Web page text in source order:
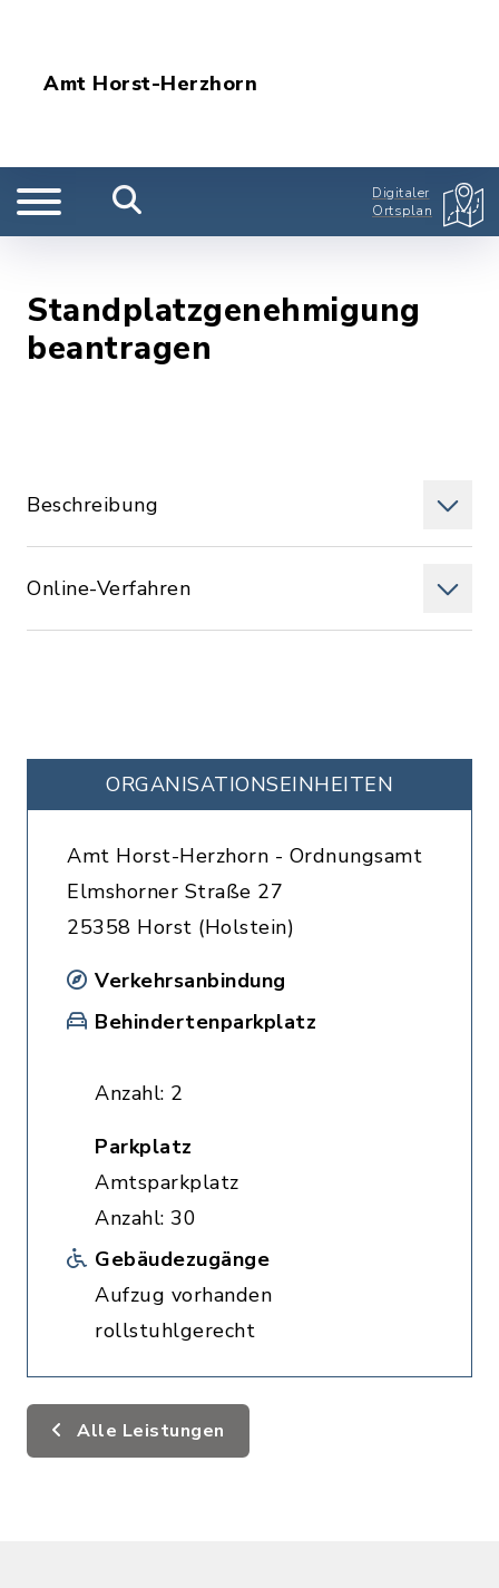
Amt Horst-Herzhorn
Digitaler
Ortsplan
Standplatzgenehmigung
beantragen
Beschreibung
Online-Verfahren
ORGANISATIONS­EINHEITEN
Amt Horst-Herzhorn - Ordnungsamt
Elmshorner Straße 27
25358 Horst (Holstein)
Verkehrsanbindung
Behindertenparkplatz
Anzahl: 2
Parkplatz
Amtsparkplatz
Anzahl: 30
Gebäudezugänge
Aufzug vorhanden
rollstuhlgerecht
Alle Leistungen